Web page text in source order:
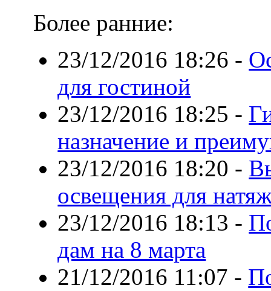
Более ранние:
23/12/2016 18:26 -
для гостиной
23/12/2016 18:25 -
назначение и
23/12/2016 18:20 -
освещения для
23/12/2016 18:13 -
дам на 8 марта
21/12/2016 11:07 -